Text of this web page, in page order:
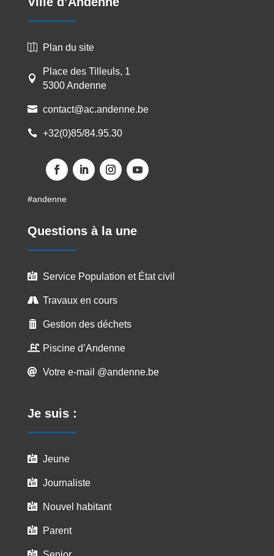
 Plan du site

Place des Tilleuls, 1
5300 Andenne
 contact@ac.andenne.be
 +32(0)85/84.95.30
#andenne
Questions à la une
 Service Population et État civil
 Travaux en cours
 Gestion des déchets
 Piscine d’Andenne
 Votre e-mail @andenne.be
Je suis :
 Jeune
 Journaliste
 Nouvel habitant
 Parent